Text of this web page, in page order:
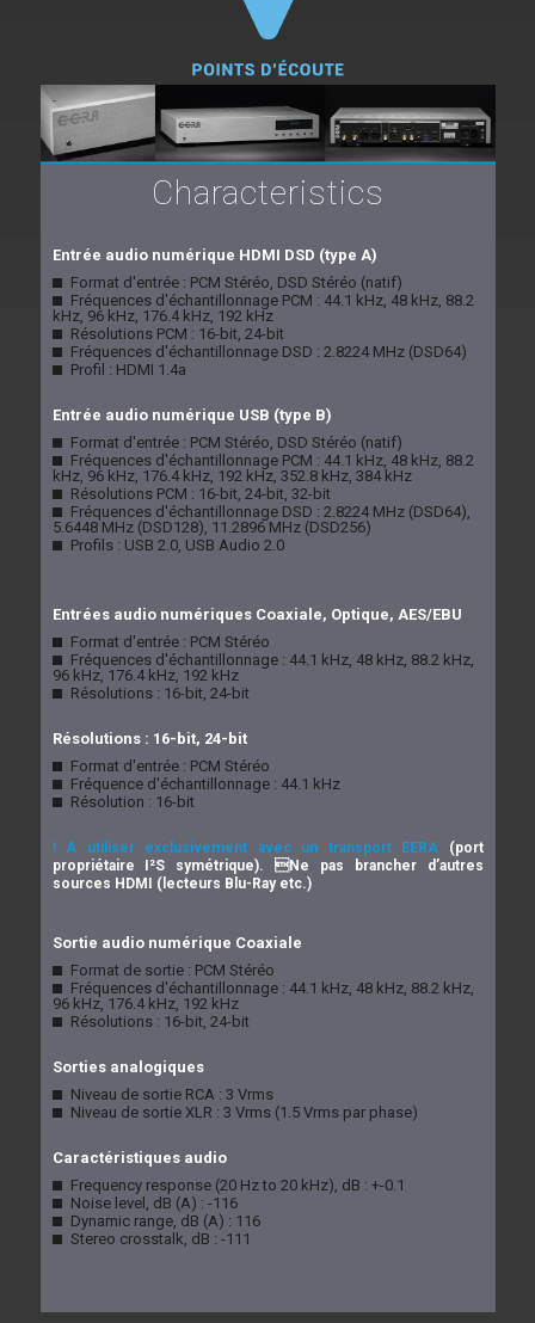
Characteristics
Entrée audio numérique HDMI DSD (type A)
Format d'entrée : PCM Stéréo, DSD Stéréo (natif)
Fréquences d'échantillonnage PCM : 44.1 kHz, 48 kHz, 88.2
kHz, 96 kHz, 176.4 kHz, 192 kHz
Résolutions PCM : 16-bit, 24-bit
Fréquences d'échantillonnage DSD : 2.8224 MHz (DSD64)
Profil : HDMI 1.4a
Entrée audio numérique USB (type B)
Format d'entrée : PCM Stéréo, DSD Stéréo (natif)
Fréquences d'échantillonnage PCM : 44.1 kHz, 48 kHz, 88.2
kHz, 96 kHz, 176.4 kHz, 192 kHz, 352.8 kHz, 384 kHz
Résolutions PCM : 16-bit, 24-bit, 32-bit
Fréquences d'échantillonnage DSD : 2.8224 MHz (DSD64),
5.6448 MHz (DSD128), 11.2896 MHz (DSD256)
Profils : USB 2.0, USB Audio 2.0
Entrées audio numériques Coaxiale, Optique, AES/EBU
Format d'entrée : PCM Stéréo
Fréquences d'échantillonnage : 44.1 kHz, 48 kHz, 88.2 kHz,
96 kHz, 176.4 kHz, 192 kHz
Résolutions : 16-bit, 24-bit
Résolutions : 16-bit, 24-bit
Format d'entrée : PCM Stéréo
Fréquence d'échantillonnage : 44.1 kHz
Résolution : 16-bit
! A utiliser exclusivement avec un transport EERA
(port
propriétaire I²S symétrique). Ne pas brancher d’autres
sources HDMI (lecteurs Blu-Ray etc.)
Sortie audio numérique Coaxiale
Format de sortie : PCM Stéréo
Fréquences d'échantillonnage : 44.1 kHz, 48 kHz, 88.2 kHz,
96 kHz, 176.4 kHz, 192 kHz
Résolutions : 16-bit, 24-bit
Sorties analogiques
Niveau de sortie RCA : 3 Vrms
Niveau de sortie XLR : 3 Vrms (1.5 Vrms par phase)
Caractéristiques audio
Frequency response (20 Hz to 20 kHz), dB : +-0.1
Noise level, dB (A) : -116
Dynamic range, dB (A) : 116
Stereo crosstalk, dB : -111